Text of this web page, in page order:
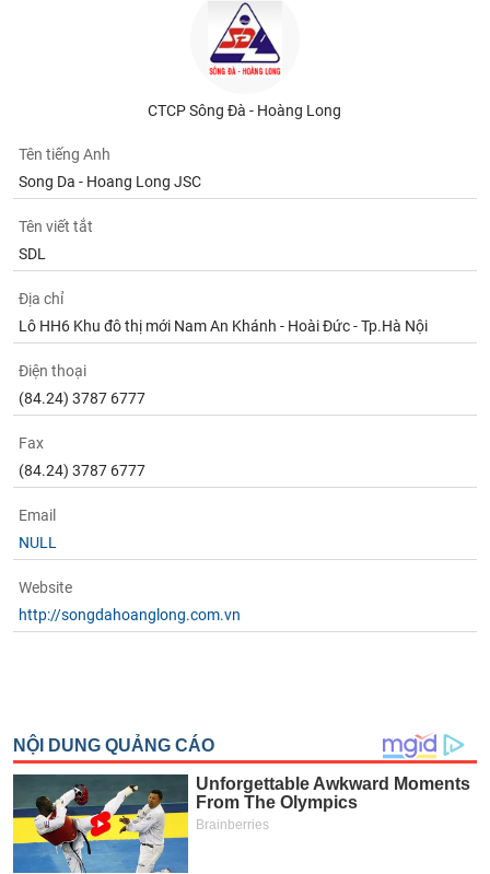
CTCP Sông Đà - Hoàng Long
Tên tiếng Anh
Song Da - Hoang Long JSC
Tên viết tắt
SDL
Địa chỉ
Lô HH6 Khu đô thị mới Nam An Khánh - Hoài Đức - Tp.Hà Nội
Điện thoại
(84.24) 3787 6777
Fax
(84.24) 3787 6777
Email
NULL
Website
http://songdahoanglong.com.vn